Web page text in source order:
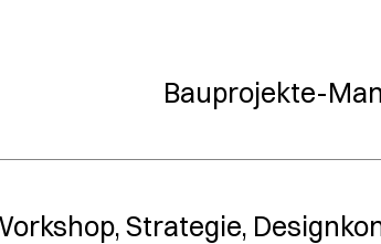
Bauprojekte-
Strategie,